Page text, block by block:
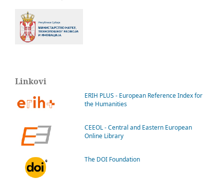
Linkovi
ERIH PLUS - European Reference Index for
the Humanities
CEEOL - Central and Eastern European
Online Library
The DOI Foundation